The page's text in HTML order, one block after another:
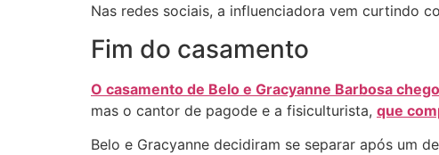
Nas redes sociais, a influenciadora vem curtindo
Fim do casamento
O casamento de Belo e Gracyanne Barbosa
mas o cantor de pagode e a fisiculturista, que
Belo e Gracyanne decidiram se separar após um